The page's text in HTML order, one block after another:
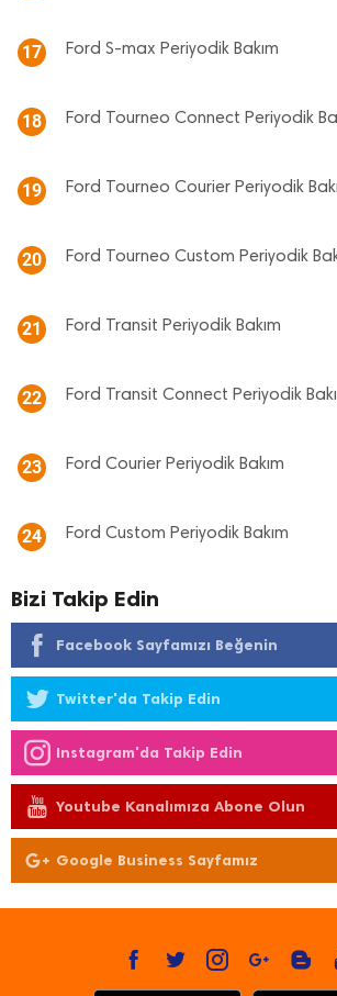
17 Ford S-max Periyodik Bakım
18 Ford Tourneo Connect Periyodik
19 Ford Tourneo Courier Periyodik
20 Ford Tourneo Custom Periyodik
21 Ford Transit Periyodik Bakım
22 Ford Transit Connect Periyodik
23 Ford Courier Periyodik Bakım
24 Ford Custom Periyodik Bakım
Bizi Takip Edin
Facebook Sayfamızı Beğenin
Twitter'da Takip Edin
Instagram'da Takip Edin
Youtube Kanalımıza Abone Olun
Google Business Sayfamız